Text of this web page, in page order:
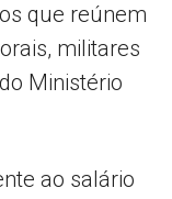
que reúnem
militares
Ministério
ao salário